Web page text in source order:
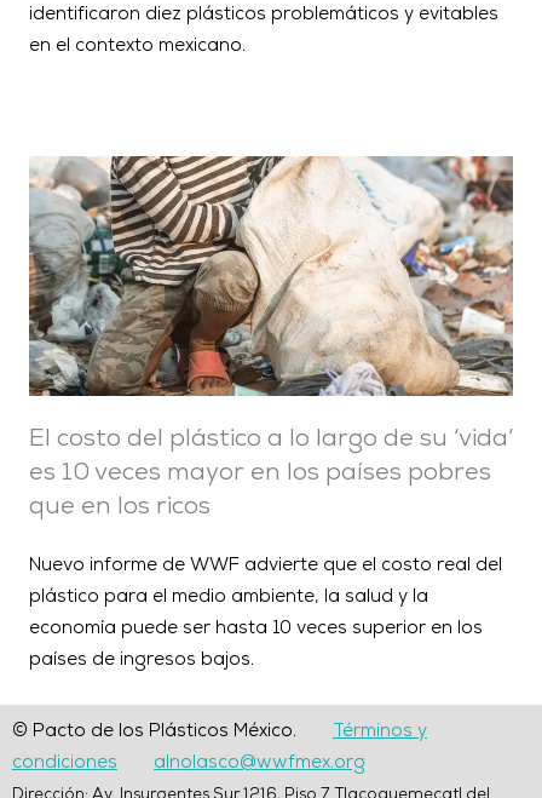
identificaron diez plásticos problemáticos y evitables
en el contexto mexicano.
El costo del plástico a lo largo de su ‘vida’
es 10 veces mayor en los países pobres
que en los ricos
Nuevo informe de WWF advierte que el costo real del
plástico para el medio ambiente, la salud y la
economía puede ser hasta 10 veces superior en los
países de ingresos bajos.
© Pacto de los Plásticos México.
Términos y
condiciones
alnolasco@wwfmex.org
Dirección: Av. Insurgentes Sur 1216, Piso 7. Tlacoquemecatl del